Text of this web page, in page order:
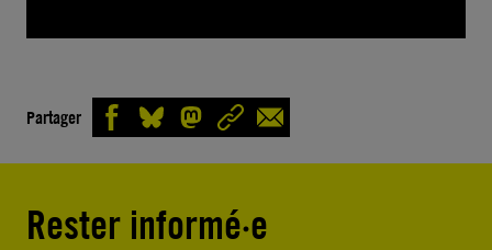
Partager
Rester informé·e